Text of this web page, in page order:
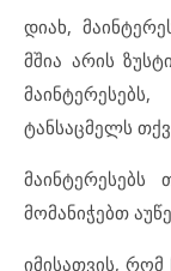
დიახ,
მშია არის
ტანსაცმელს
მომანიჭებთ
იმისათვის, რომ